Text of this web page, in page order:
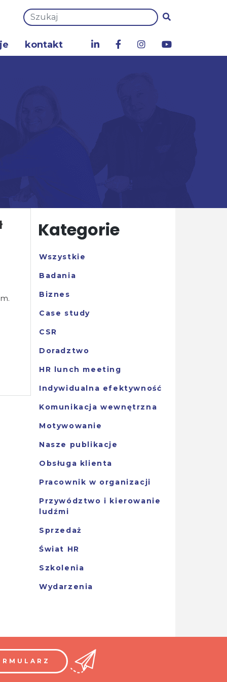
kontakt
Kategorie
Wszystkie
Badania
Biznes
Case study
CSR
Doradztwo
HR lunch meeting
Indywidualna efektywność
Komunikacja wewnętrzna
Motywowanie
Nasze publikacje
Obsługa klienta
Pracownik w organizacji
Przywództwo i kierowanie
ludźmi
Sprzedaż
Świat HR
Szkolenia
Wydarzenia